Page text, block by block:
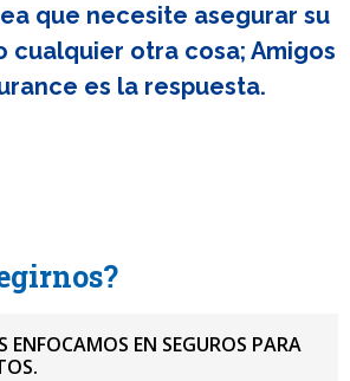
que necesite asegurar su
cualquier otra cosa; Amigos
es la respuesta.
ENFOCAMOS EN SEGUROS PARA